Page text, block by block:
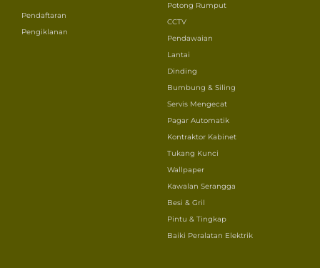
Pendaftaran
Pengiklanan
Potong Rumput
CCTV
Pendawaian
Lantai
Dinding
Bumbung & Siling
Servis Mengecat
Pagar Automatik
Kontraktor Kabinet
Tukang Kunci
Wallpaper
Kawalan Serangga
Besi & Gril
Pintu & Tingkap
Baiki Peralatan Elektrik